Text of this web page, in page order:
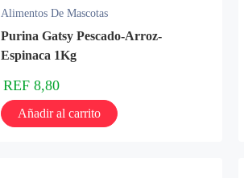
Alimentos De Mascotas
Purina Gatsy Pescado-Arroz-
Espinaca 1Kg
REF 8,80
Añadir al carrito